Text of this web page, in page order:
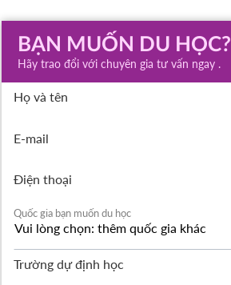
BẠN MUỐN DU HỌC?
Hãy trao đổi với chuyên gia tư vấn ngay .
Họ và tên
E-mail
Điện thoại
Quốc gia bạn muốn du học
Trường dự định học